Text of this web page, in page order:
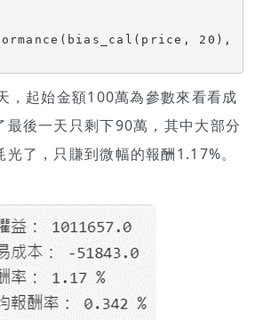
20),
，起始金額100萬為參數來看看成
最後一天只剩下90萬，其中大部分
了，只賺到微幅的報酬1.17%。